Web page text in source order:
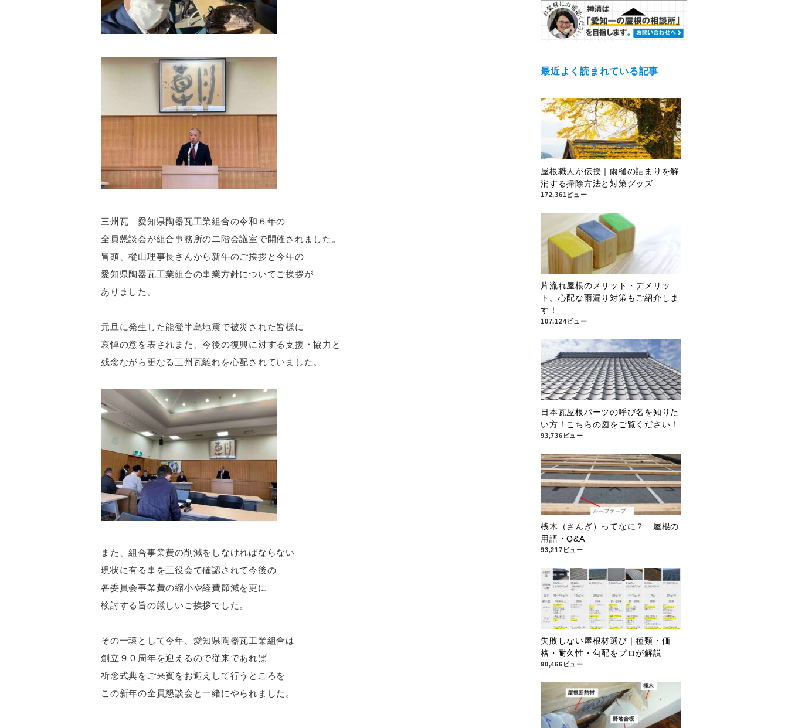
三州瓦 愛知県陶器瓦工業組合の令和６年の
全員懇談会が組合事務所の二階会議室で開催されました。
冒頭、樅山理事長さんから新年のご挨拶と今年の
愛知県陶器瓦工業組合の事業方針についてご挨拶が
ありました。
元旦に発生した能登半島地震で被災された皆様に
哀悼の意を表されまた、今後の復興に対する支援・協力と
残念ながら更なる三州瓦離れを心配されていました。
また、組合事業費の削減をしなければならない
現状に有る事を三役会で確認されて今後の
各委員会事業費の縮小や経費節減を更に
検討する旨の厳しいご挨拶でした。
その一環として今年、愛知県陶器瓦工業組合は
創立９０周年を迎えるので従来であれば
祈念式典をご来賓をお迎えして行うところを
この新年の全員懇談会と一緒にやられました。
最近よく読まれている記事
屋根職人が伝授｜雨樋の詰まりを解
消する掃除方法と対策グッズ
172,361ビュー
片流れ屋根のメリット・デメリッ
ト。心配な雨漏り対策もご紹介しま
す！
107,124ビュー
日本瓦屋根パーツの呼び名を知りた
い方！こちらの図をご覧ください！
93,736ビュー
桟木（さんぎ）ってなに？ 屋根の
用語・Q&A
93,217ビュー
失敗しない屋根材選び｜種類・価
格・耐久性・勾配をプロが解説
90,466ビュー